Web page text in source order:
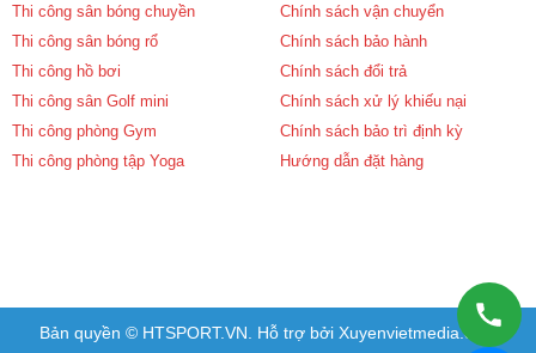
Thi công sân bóng chuyền
Thi công sân bóng rổ
Thi công hồ bơi
Thi công sân Golf mini
Thi công phòng Gym
Thi công phòng tập Yoga
Chính sách vận chuyển
Chính sách bảo hành
Chính sách đổi trả
Chính sách xử lý khiếu nại
Chính sách bảo trì định kỳ
Hướng dẫn đặt hàng
Bản quyền © HTSPORT.VN. Hỗ trợ bởi Xuyenvietmedia.com